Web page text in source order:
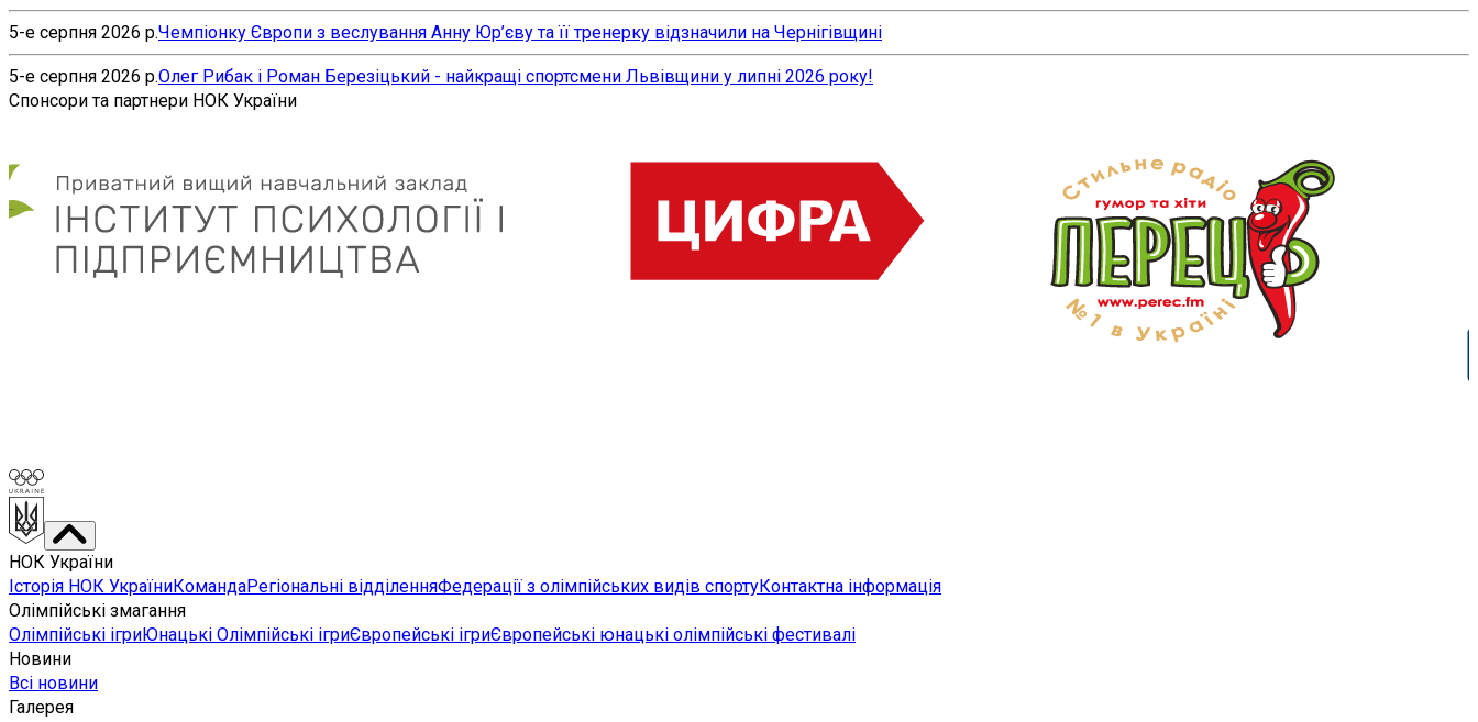
5-е серпня 2026 р.Чемпіонку Європи з веслування Анну Юр’єву та її тренерку відзначили на Чернігівщині
5-е серпня 2026 р.Олег Рибак і Роман Березіцький - найкращі спортсмени Львівщини у липні 2026 року!
Спонсори та партнери НОК України
НОК України
Історія НОК УкраїниКомандаРегіональні відділенняФедерації з олімпійських видів спортуКонтактна інформація
Олімпійські змагання
Олімпійські ігриЮнацькі Олімпійські ігриЄвропейські ігриЄвропейські юнацькі олімпійські фестивалі
Новини
Всі новини
Галерея